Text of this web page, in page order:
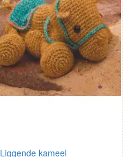
Liggende kameel